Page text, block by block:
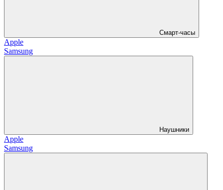
Смарт-часы
Apple
Samsung
Наушники
Apple
Samsung